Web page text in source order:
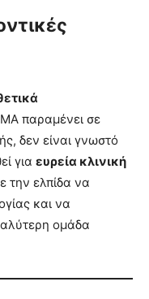
παραμένει σε
δεν είναι γνωστό
για ευρεία κλινική
την ελπίδα να
και να
ομάδα